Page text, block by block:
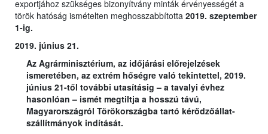
exportjához szükséges bizonyítvány minták érvényességét a
török hatóság ismételten meghosszabbította 2019. szeptember
1-ig.
2019. június 21.
Az Agrárminisztérium, az időjárási előrejelzések
ismeretében, az extrém hőségre való tekintettel, 2019.
június 21-től további utasításig – a tavalyi évhez
hasonlóan – ismét megtiltja a hosszú távú,
Magyarországról Törökországba tartó kérődzőállat-
szállítmányok indítását.